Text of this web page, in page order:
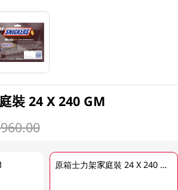
裝 24 X 240 GM
原箱士力架家庭裝 24 X 240 GM